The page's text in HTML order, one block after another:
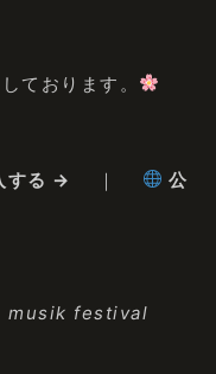
ております。
する → ｜
公
musik festival